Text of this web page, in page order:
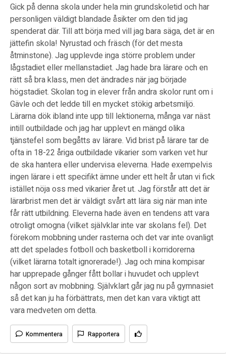
Gick på denna skola under hela min grundskoletid och har
personligen väldigt blandade åsikter om den tid jag
spenderat där. Till att börja med vill jag bara säga, det är en
jättefin skola! Nyrustad och fräsch (för det mesta
åtminstone). Jag upplevde inga större problem under
lågstadiet eller mellanstadiet. Jag hade bra lärare och en
rätt så bra klass, men det ändrades när jag började
högstadiet. Skolan tog in elever från andra skolor runt om i
Gävle och det ledde till en mycket stökig arbetsmiljö.
Lärarna dök ibland inte upp till lektionerna, många var näst
intill outbildade och jag har upplevt en mängd olika
tjänstefel som begåtts av lärare. Vid brist på lärare tar de
ofta in 18-22 åriga outbildade vikarier som varken vet hur
de ska hantera eller undervisa eleverna. Hade exempelvis
ingen lärare i ett specifikt ämne under ett helt år utan vi fick
istället nöja oss med vikarier året ut. Jag förstår att det är
lärarbrist men det är väldigt svårt att lära sig när man inte
får rätt utbildning. Eleverna hade även en tendens att vara
otroligt omogna (vilket självklar inte var skolans fel). Det
förekom mobbning under rasterna och det var inte ovanligt
att det spelades fotboll och basketboll i korridorerna
(vilket lärarna totalt ignorerade!). Jag och mina kompisar
har upprepade gånger fått bollar i huvudet och upplevt
någon sort av mobbning. Självklart går jag nu på gymnasiet
så det kan ju ha förbättrats, men det kan vara viktigt att
vara medveten om detta.
Kommentera Rapportera